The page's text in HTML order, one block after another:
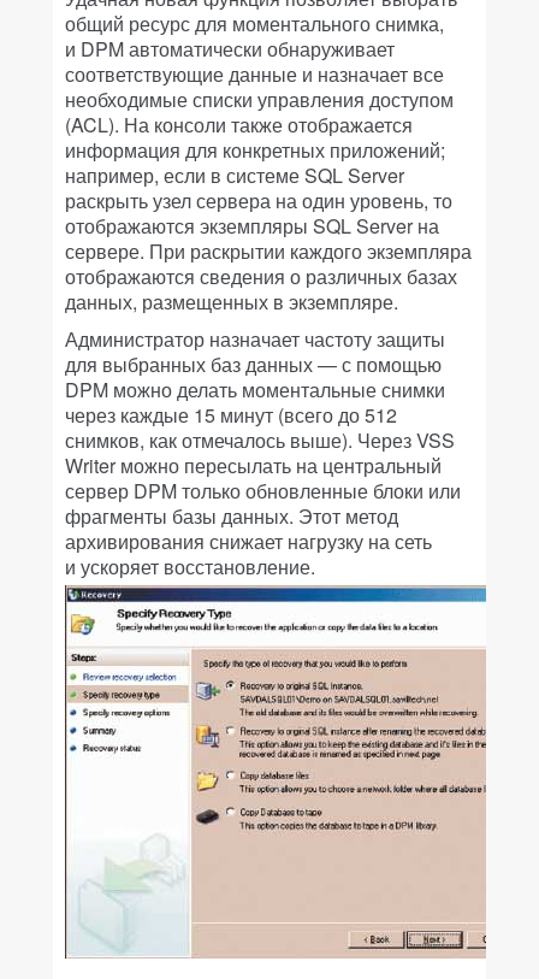
общий ресурс для моментального снимка,
и DPM автоматически обнаруживает
соответствующие данные и назначает все
необходимые списки управления доступом
(ACL). На консоли также отображается
информация для конкретных приложений;
например, если в системе SQL Server
раскрыть узел сервера на один уровень, то
отображаются экземпляры SQL Server на
сервере. При раскрытии каждого экземпляра
отображаются сведения о различных базах
данных, размещенных в экземпляре.
Администратор назначает частоту защиты
для выбранных баз данных — с помощью
DPM можно делать моментальные снимки
через каждые 15 минут (всего до 512
снимков, как отмечалось выше). Через VSS
Writer можно пересылать на центральный
сервер DPM только обновленные блоки или
фрагменты базы данных. Этот метод
архивирования снижает нагрузку на сеть
и ускоряет восстановление.